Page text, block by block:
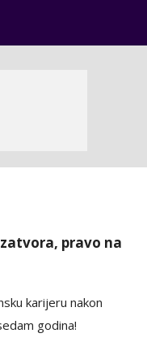
pravo na
karijeru nakon
godina!